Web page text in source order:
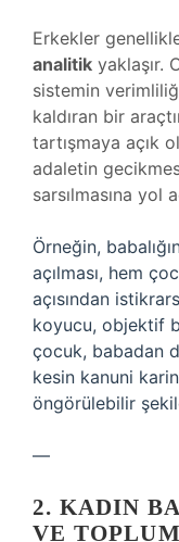
Erkekler
analitik yaklaşır.
sistemin
kaldıran bir
tartışmaya açık
adaletin
sarsılmasına yol
Örneğin,
açılması, hem
açısından
koyucu, objektif
çocuk, babadan
kesin kanuni
öngörülebilir
—
2. KADIN
VE